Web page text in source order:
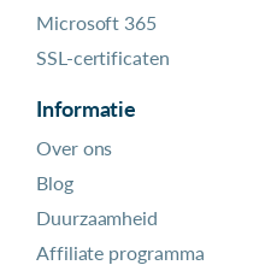
Microsoft 365
SSL-certificaten
Informatie
Over ons
Blog
Duurzaamheid
Affiliate programma